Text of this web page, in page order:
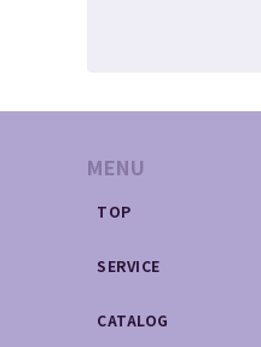
MENU
TOP
SERVICE
CATALOG